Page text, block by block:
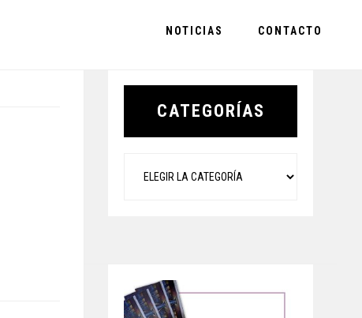
NOTICIAS CONTACTO
Primary
CATEGORÍAS